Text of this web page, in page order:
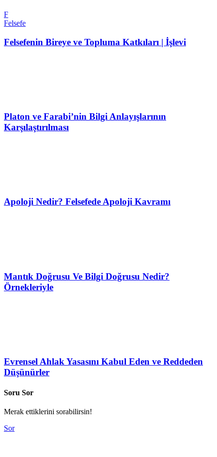
F
Felsefe
Felsefenin Bireye ve Topluma Katkıları | İşlevi
Platon ve Farabi’nin Bilgi Anlayışlarının
Karşılaştırılması
Apoloji Nedir? Felsefede Apoloji Kavramı
Mantık Doğrusu Ve Bilgi Doğrusu Nedir?
Örnekleriyle
Evrensel Ahlak Yasasını Kabul Eden ve Reddeden
Düşünürler
Soru Sor
Merak ettiklerini sorabilirsin!
Sor